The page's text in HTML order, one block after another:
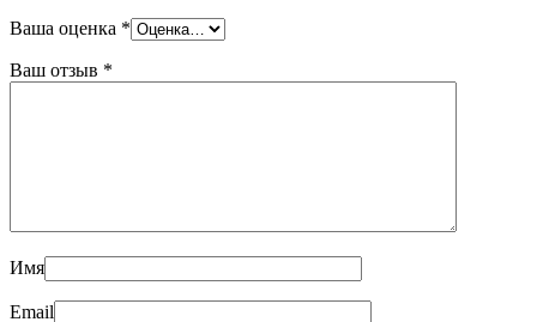
Ваша оценка *
Ваш отзыв *
Имя
Email